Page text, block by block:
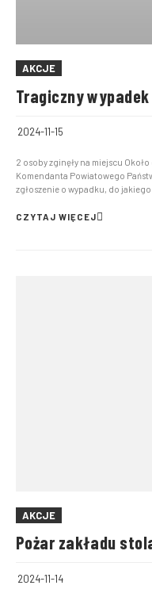
AKCJE
Tragiczny wypadek
2024-11-15
2 osoby zginęły na miejscu
Komendanta Powiatowego
zgłoszenie o wypadku, do
przyjeździe na miejsce zdarzenie
CZYTAJ WIĘCEJ
AKCJE
Pożar zakładu
2024-11-14